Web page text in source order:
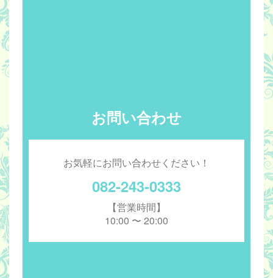
お問い合わせ
お気軽にお問い合わせください！
082-243-0333
【営業時間】
10:00 〜 20:00